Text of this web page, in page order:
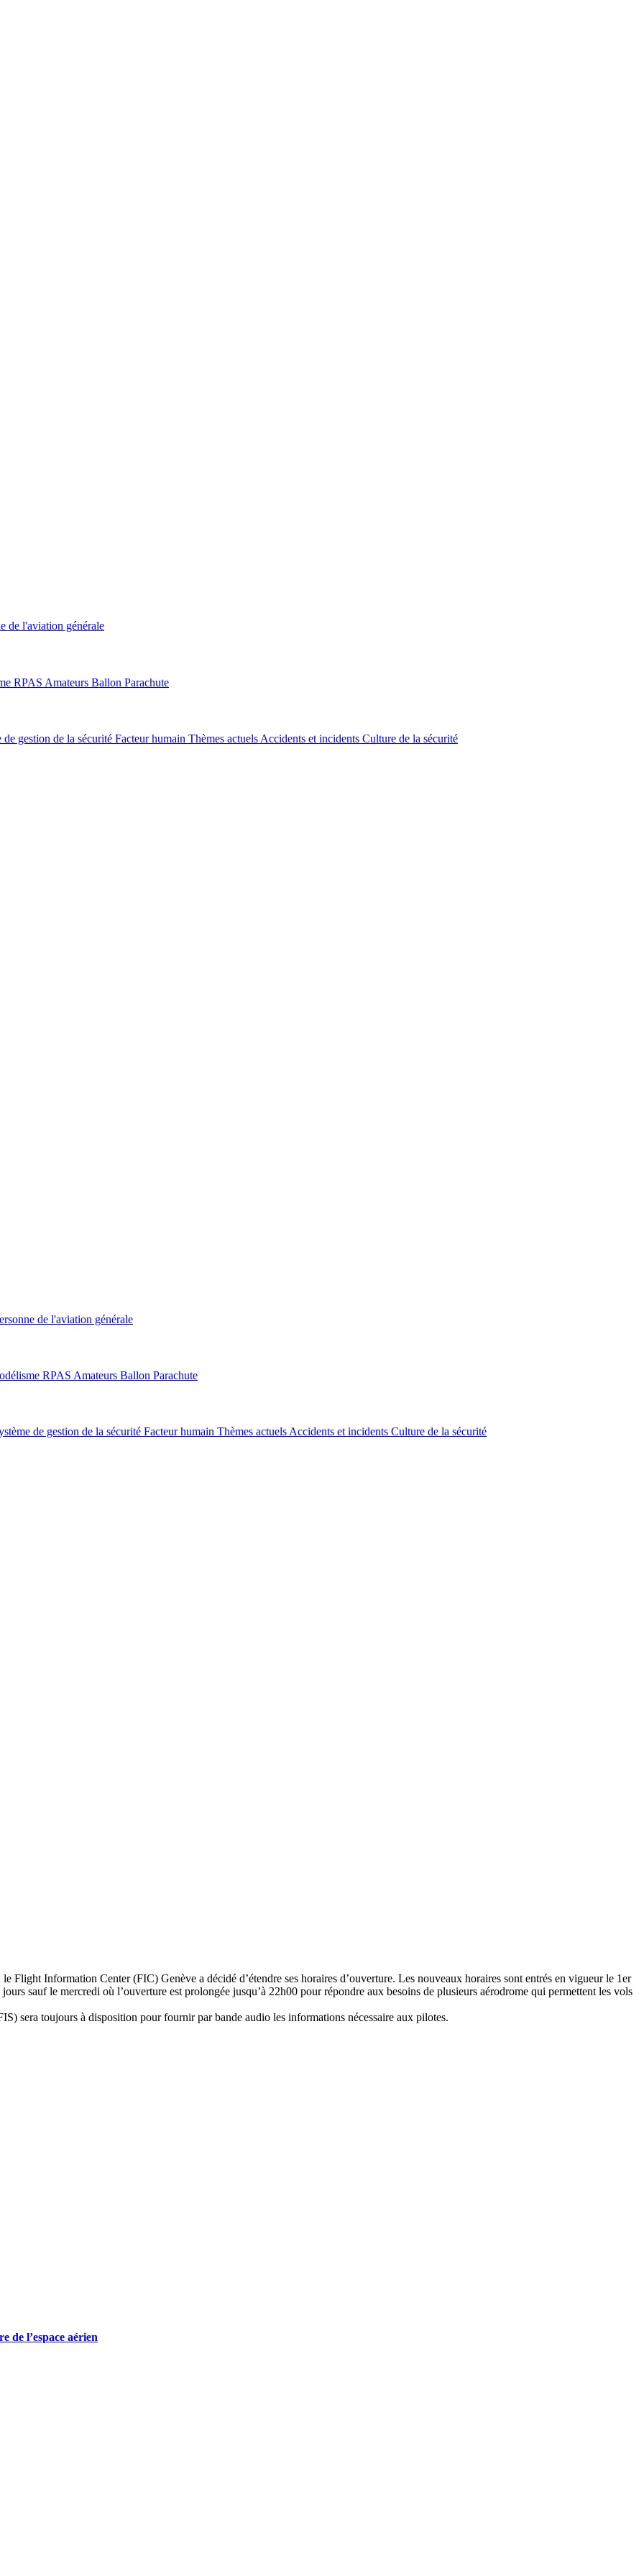
de l'aviation générale
RPAS Amateurs Ballon Parachute
de gestion de la sécurité Facteur humain Thèmes actuels Accidents et incidents Culture de la sécurité
de l'aviation générale
RPAS Amateurs Ballon Parachute
de gestion de la sécurité Facteur humain Thèmes actuels Accidents et incidents Culture de la sécurité
Flight Information Center (FIC) Genève a décidé d’étendre ses horaires d’ouverture. Les nouveaux horaires sont entrés en vigueur le 1er
sauf le mercredi où l’ouverture est prolongée jusqu’à 22h00 pour répondre aux besoins de plusieurs aérodrome qui permettent les vols
sera toujours à disposition pour fournir par bande audio les informations nécessaire aux pilotes.
de l’espace aérien